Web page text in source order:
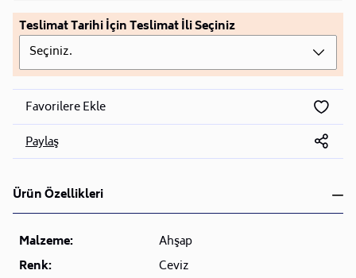
Teslimat Tarihi İçin Teslimat İli Seçiniz
Seçiniz.
Favorilere Ekle
Paylaş
Ürün Özellikleri
Malzeme:
Ahşap
Renk:
Ceviz